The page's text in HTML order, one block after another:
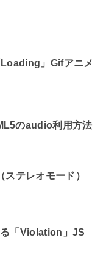
」Gifアニメ
のaudio利用方法
テレオモード）
「Violation」JS